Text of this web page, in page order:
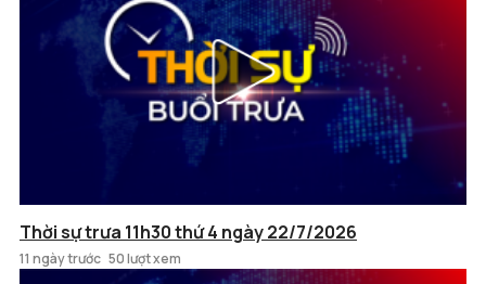
Thời sự trưa 11h30 thứ 4 ngày 22/7/2026
11 ngày trước 50 lượt xem